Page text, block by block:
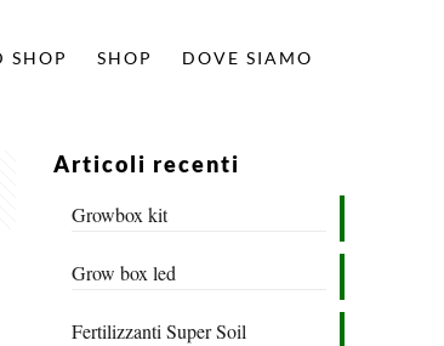
SHOP SHOP DOVE SIAMO
Articoli recenti
Growbox kit
Grow box led
Fertilizzanti Super Soil